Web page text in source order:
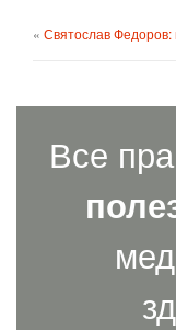
« Святослав
Все